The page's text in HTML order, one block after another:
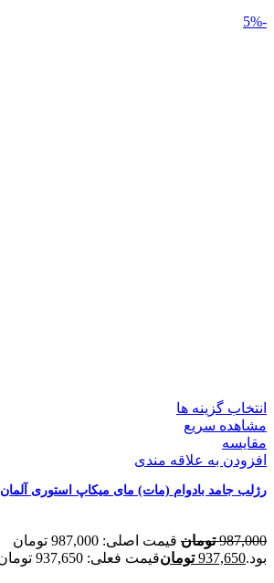
-5%
انتخاب گزینه ها
مشاهده سریع
مقایسه
افزودن به علاقه مندی
رژلب جامد بادوام (مات) مای میکاپ استوری آلمان
987,000 تومان
قیمت اصلی: 987,000 تومان
بود.937,650 تومانقیمت فعلی: 937,650 تومان.